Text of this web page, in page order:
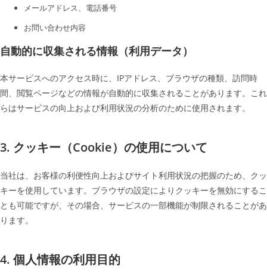
メールアドレス、電話番号
お問い合わせ内容
自動的に収集される情報（利用データ）
本サービスへのアクセス時に、IPアドレス、ブラウザの種類、訪問時
間、閲覧ページなどの情報が自動的に収集されることがあります。これ
らはサービスの向上および利用状況の分析のために使用されます。
3. クッキー（Cookie）の使用について
当社は、お客様の利便性向上およびサイト利用状況の把握のため、クッ
キーを使用しています。ブラウザの設定によりクッキーを無効にするこ
とも可能ですが、その場合、サービスの一部機能が制限されることがあ
ります。
4. 個人情報の利用目的